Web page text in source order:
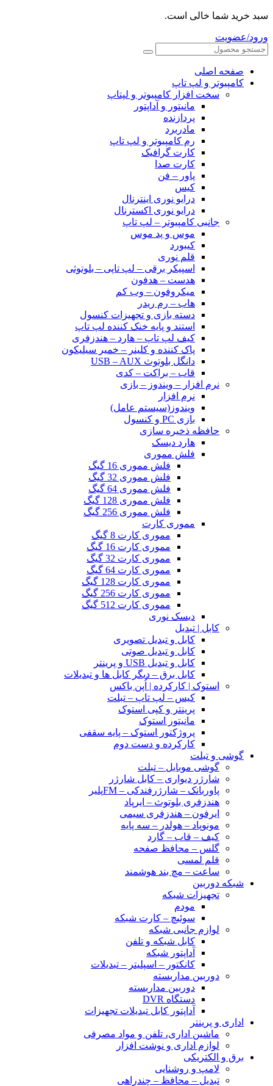
سبد خرید شما خالی است.
ورود/عضویت
صفحه اصلی
کامپیوتر و‌‌‌‌‌ لپ تاپ
سخت افزار کامپیوتر و لپتاپ
مانیتور و آداپتور
پردازنده
مادربرد
رم کامپیوتر و لپ تاپ
کارت گرافیک
کارت صدا
پاور – فن
کیس
درایو نوری اینترنال
درایو نوری اکسترنال
جانبی کامپیوتر – لپ تاپ
موس و پد موس
کیبورد
قلم نوری
اسپیکر برقی – لپ تاپی – بلوتوثی
هدست – هدفون
میکروفون – وب کم
هاب – رم ریدر
دسته بازی و تجهیزات کنسول
استند و پایه خنک کننده لپ تاپ
کیف لپ تاپ – هارد – هندزفری
پاک کننده و کلینر – خمیر سیلیکون
دانگل بلوتوث USB – AUX
قاب – براکت – کدی
نرم افزار – ویندوز – بازی
نرم افزار
ویندوز(سیستم عامل)
بازی PC و کنسول
حافظه ذخیره سازی
هارد دیسک
فلش مموری
فلش مموری 16 گیگ
فلش مموری 32 گیگ
فلش مموری 64 گیگ
فلش مموری 128 گیگ
فلش مموری 256 گیگ
مموری کارت
مموری کارت 8 گیگ
مموری کارت 16 گیگ
مموری کارت 32 گیگ
مموری کارت 64 گیگ
مموری کارت 128 گیگ
مموری کارت 256 گیگ
مموری کارت 512 گیگ
دیسک نوری
کابل | تبدیل
کابل و تبدیل تصویری
کابل و تبدیل صوتی
کابل و تبدیل USB و پرینتر
کابل برق – دیگر کابل ها و تبدیلات
استوک | کارکرده | اُپن باکس
کیس – لپ تاپ – تبلت
پرینتر و کپی استوک
مانیتور استوک
پروژکتور استوک – پایه سقفی
کارکرده و دست دوم
گوشی و تبلت
گوشی موبایل – تبلت
شارژر دیواری – کابل شارژر
پاوربانک – شارژرفندکی – FMپلیر
هندزفری بلوتوث – ایرپاد
ایرفون – هندزفری سیمی
مونوپاد – هولدر – سه پایه
کیف – قاب – گارد
گلس – محافظ صفحه
قلم لمسی
ساعت – مچ بند هوشمند
شبکه دوربین
تجهیزات شبکه
مودم
سوئیچ – کارت شبکه
لوازم جانبی شبکه
کابل شبکه و تلفن
آداپتور شبکه
کانکتور – اسپلیتر – تبدیلات
دوربین مداربسته
دوربین مداربسته
دستگاه DVR
آداپتور کابل تبدیلات تجهیزات
اداری و پرینتر
ماشین اداری، تلفن و مواد مصرفی
لوازم اداری و نوشت افزار
برق و الکتریکی
لامپ و روشنایی
تبدیل – محافظ – چندراهی